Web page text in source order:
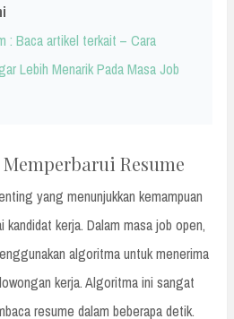
: Baca artikel terkait – Cara
Lebih Menarik Pada Masa Job
Resume
yang menunjukkan kemampuan
kerja. Dalam masa job open,
algoritma untuk menerima
kerja. Algoritma ini sangat
resume dalam beberapa detik.